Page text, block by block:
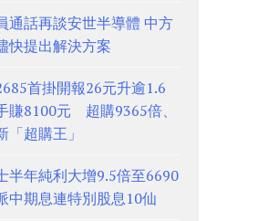
通話再談安世半導體 中方
快提出解決方案
首掛開報26元升逾1.6
賺8100元 超購9365倍、
「超購王」
半年純利大增9.5倍至6690
期息連特別股息10仙